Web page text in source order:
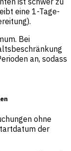
eine 1-Tage-
Bei
an, sodass
ohne
der